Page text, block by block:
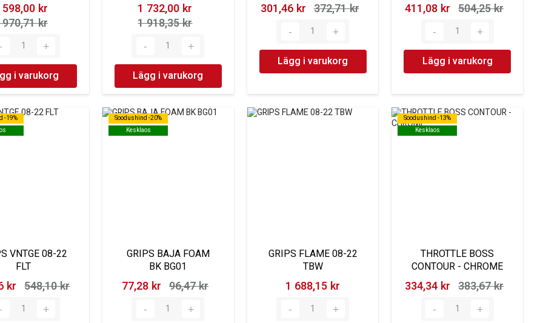
kr‎
kr‎
i varukorg
1 732,00 kr‎
1 918,35 kr‎
Lägg i varukorg
301,46 kr‎ 372,71 kr‎
Lägg i varukorg
411,08 kr‎ 504,25 kr‎
Lägg i varukorg
-19%
-19%
VNTGE 08-22
FLT
kr‎ 548,10 kr‎
Soodushind -20%
Kesklaos
Soodushind -20%
Kesklaos
GRIPS BAJA FOAM
BK BG01
77,28 kr‎ 96,47 kr‎
GRIPS FLAME 08-22
TBW
1 688,15 kr‎
Soodushind -13%
Kesklaos
Soodushind -13%
Kesklaos
THROTTLE BOSS
CONTOUR - CHROME
334,34 kr‎ 383,67 kr‎